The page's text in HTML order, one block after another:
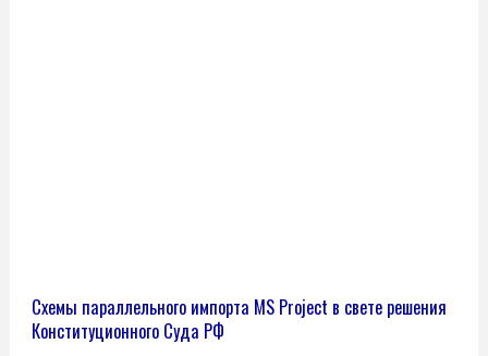
Схемы параллельного импорта MS Project в свете решения
Конституционного Суда РФ